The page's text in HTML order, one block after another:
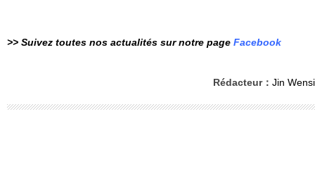
>> Suivez toutes nos actualités sur notre page Facebook
Rédacteur： Jin Wensi